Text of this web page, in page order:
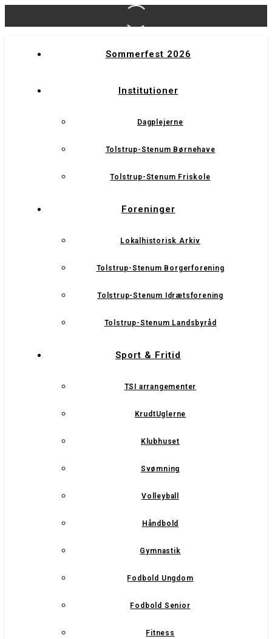
Sommerfest 2026
Institutioner
Dagplejerne
Tolstrup-Stenum Børnehave
Tolstrup-Stenum Friskole
Foreninger
Lokalhistorisk Arkiv
Tolstrup-Stenum Borgerforening
Tolstrup-Stenum Idrætsforening
Tolstrup-Stenum Landsbyråd
Sport & Fritid
TSI arrangementer
KrudtUglerne
Klubhuset
Svømning
Volleyball
Håndbold
Gymnastik
Fodbold Ungdom
Fodbold Senior
Fitness